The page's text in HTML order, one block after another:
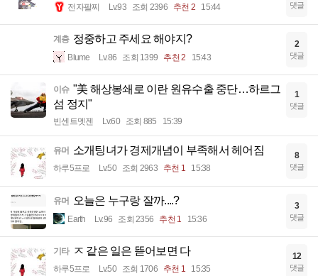
전자팔찌 Lv.93 조회 2396 추천 2 15:44 댓글
계층 정중하고 주세요 해야지?
Blume Lv.86 조회 1399 추천 2 15:43
2
댓글
이슈 "美 해상봉쇄로 이란 원유수출 중단…하르그
섬 정지"
빈센트멧젠 Lv.60 조회 885 15:39
1
댓글
유머 소개팅녀가 경제개념이 부족해서 헤어짐
하루5프로 Lv.50 조회 2963 추천 1 15:38
8
댓글
유머 오늘은 누구랑 잘까....?
Earth Lv.96 조회 2356 추천 1 15:36
3
댓글
기타 ㅈ 같은 일은 뜯어보면 다
하루5프로 Lv.50 조회 1706 추천 1 15:35
12
댓글